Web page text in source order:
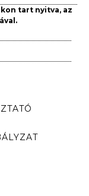
tart nyitva, az